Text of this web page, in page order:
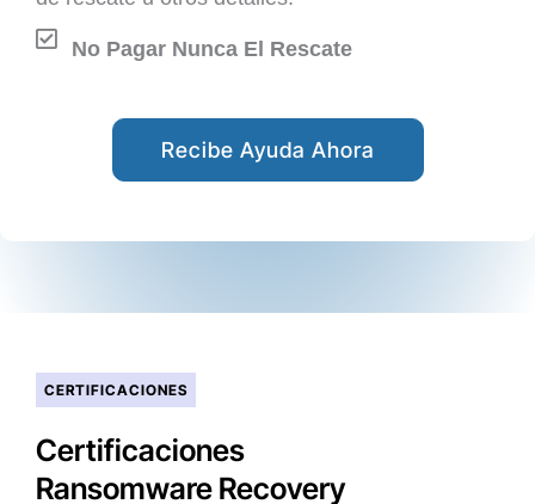
No Pagar Nunca El Rescate
Recibe Ayuda Ahora
CERTIFICACIONES
Certificaciones
Ransomware Recovery